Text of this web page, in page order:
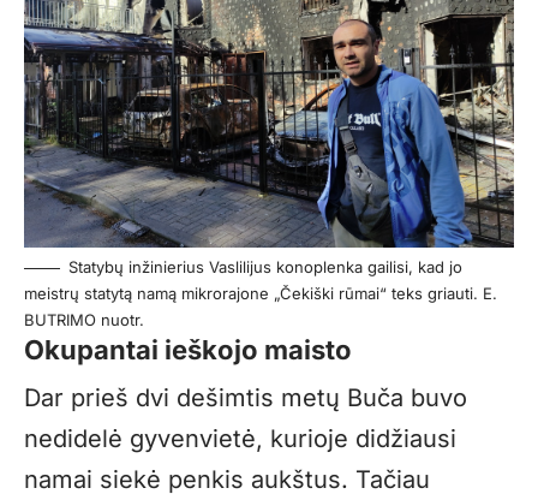
Statybų inžinierius Vaslilijus konoplenka gailisi, kad jo
meistrų statytą namą mikrorajone „Čekiški rūmai“ teks griauti. E.
BUTRIMO nuotr.
Okupantai ieškojo maisto
Dar prieš dvi dešimtis metų Buča buvo
nedidelė gyvenvietė, kurioje didžiausi
namai siekė penkis aukštus. Tačiau